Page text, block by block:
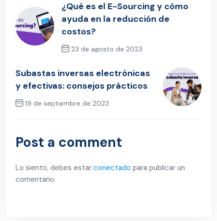
¿Qué es el E-Sourcing y cómo
ayuda en la reducción de
costos?
23 de agosto de 2023
Subastas inversas electrónicas
y efectivas: consejos prácticos
19 de septiembre de 2023
Next Post
Post a comment
Lo siento, debes estar conectado para publicar un
comentario.